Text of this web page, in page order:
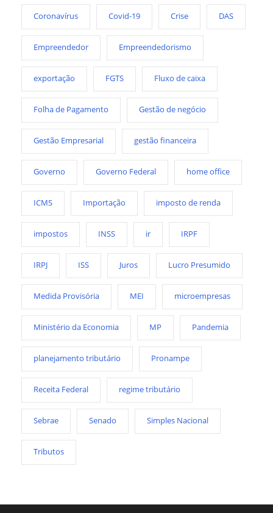
Coronavírus Covid-19 Crise DAS
Empreendedor Empreendedorismo
exportação FGTS Fluxo de caixa
Folha de Pagamento Gestão de negócio
Gestão Empresarial gestão financeira
Governo Governo Federal home office
ICMS Importação imposto de renda
impostos INSS ir IRPF
IRPJ ISS Juros Lucro Presumido
Medida Provisória MEI microempresas
Ministério da Economia MP Pandemia
planejamento tributário Pronampe
Receita Federal regime tributário
Sebrae Senado Simples Nacional
Tributos